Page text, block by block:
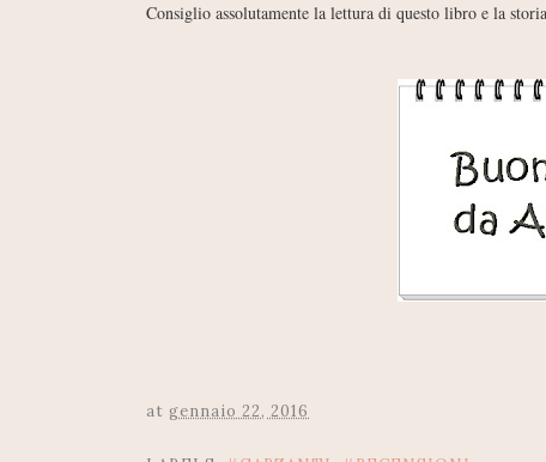
Consiglio assolutamente la lettura di questo libro e la
at gennaio 22, 2016